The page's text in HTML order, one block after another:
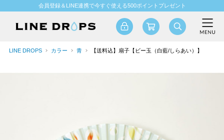
会員登録＆LINE連携で今すぐ使える500ポイントプレゼント
LINE DROPS カラー 青 【送料込】扇子【ビー玉（白藍/しらあい）】